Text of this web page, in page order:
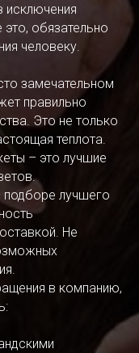
исключения
обязательно
человеку.
замечательном
правильно
Это не только
теплота.
– это лучшие
подборе лучшего
Не
в компанию,